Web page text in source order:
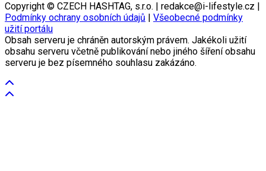
Copyright © CZECH HASHTAG, s.r.o. | redakce@i-lifestyle.cz |
Podmínky ochrany osobních údajů
Všeobecné podmínky
užití portálu
Obsah serveru je chráněn autorským právem. Jakékoli užití
obsahu serveru včetně publikování nebo jiného šíření obsahu
serveru je bez písemného souhlasu zakázáno.